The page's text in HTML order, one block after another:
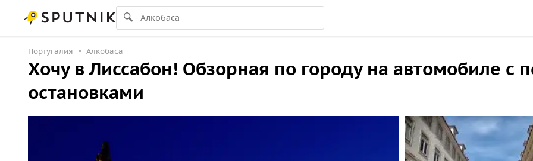
Португалия Алкобаса
Хочу в Лиссабон! Обзорная по городу на автомобиле
остановками